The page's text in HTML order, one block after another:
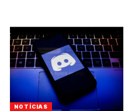
NOTÍCIAS